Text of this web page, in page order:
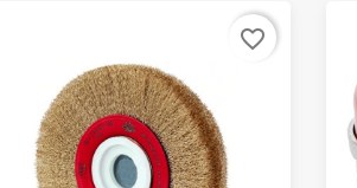
favorite_border